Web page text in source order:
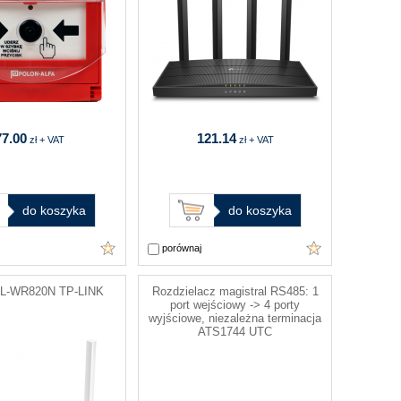
zł + VAT
do koszyka
121.14 zł + VAT
do koszyka
porównaj
WR820N TP-LINK
Rozdzielacz magistral RS485: 1
port wejściowy -> 4 porty
wyjściowe, niezależna terminacja
ATS1744 UTC